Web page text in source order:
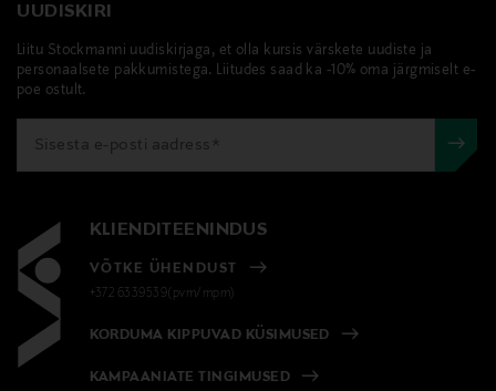
UUDISKIRI
Liitu Stockmanni uudiskirjaga, et olla kursis värskete uudiste ja
personaalsete pakkumistega. Liitudes saad ka -10% oma järgmiselt e-
poe ostult.
KLIENDITEENINDUS
VÕTKE ÜHENDUST
+372 6339539(pvm/mpm)
KORDUMA KIPPUVAD KÜSIMUSED
KAMPAANIATE TINGIMUSED